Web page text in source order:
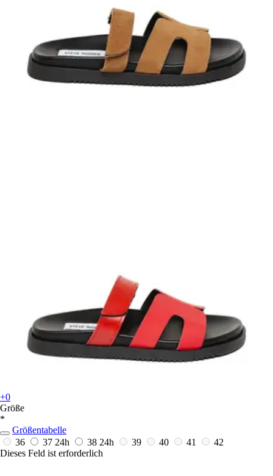
+0
Größe
*
Größentabelle
36
37 24h 38 24h 39 40 41
42
Dieses Feld ist erforderlich